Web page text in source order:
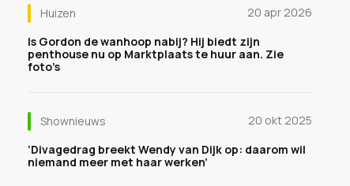
Huizen
20 apr 2026
Is Gordon de wanhoop nabij? Hij biedt zijn
penthouse nu op Marktplaats te huur aan. Zie
foto’s
Shownieuws
20 okt 2025
‘Divagedrag breekt Wendy van Dijk op: daarom wil
niemand meer met haar werken’